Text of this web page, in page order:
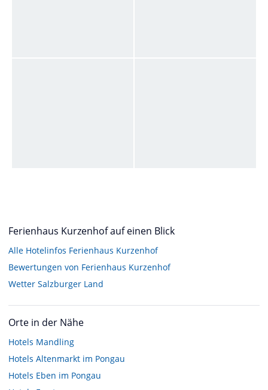
Ferienhaus Kurzenhof auf einen Blick
Alle Hotelinfos Ferienhaus Kurzenhof
Bewertungen von Ferienhaus Kurzenhof
Wetter Salzburger Land
Orte in der Nähe
Hotels Mandling
Hotels Altenmarkt im Pongau
Hotels Eben im Pongau